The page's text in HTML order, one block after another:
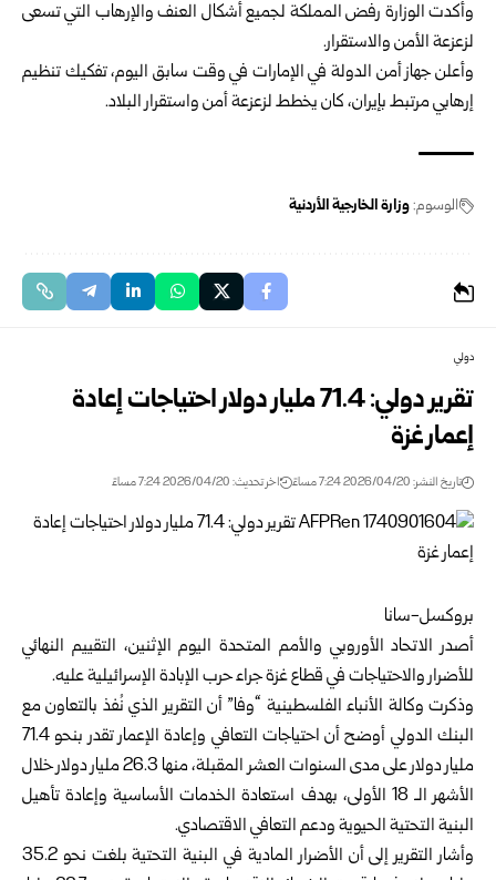
وأكدت الوزارة رفض المملكة لجميع أشكال العنف والإرهاب التي تسعى
لزعزعة الأمن والاستقرار.
وأعلن جهاز أمن الدولة في الإمارات في وقت سابق اليوم، تفكيك تنظيم
إرهابي مرتبط بإيران، كان يخطط لزعزعة أمن واستقرار البلاد.
الوسوم:وزارة الخارجية الأردنية
دولي
تقرير دولي: 71.4 مليار دولار احتياجات إعادة
إعمار غزة
تاريخ النشر: 2026/04/20 7:24 مساءً اخر تحديث: 2026/04/20 7:24 مساءً
بروكسل-سانا
أصدر الاتحاد الأوروبي والأمم المتحدة اليوم الإثنين، التقييم النهائي
للأضرار والاحتياجات في قطاع غزة جراء حرب الإبادة الإسرائيلية عليه.
وذكرت وكالة الأنباء الفلسطينية “وفا” أن التقرير الذي نُفذ بالتعاون مع
البنك الدولي أوضح أن احتياجات التعافي وإعادة الإعمار تقدر بنحو 71.4
مليار دولار على مدى السنوات العشر المقبلة، منها 26.3 مليار دولار خلال
الأشهر الـ 18 الأولى، بهدف استعادة الخدمات الأساسية وإعادة تأهيل
البنية التحتية الحيوية ودعم التعافي الاقتصادي.
وأشار التقرير إلى أن الأضرار المادية في البنية التحتية بلغت نحو 35.2